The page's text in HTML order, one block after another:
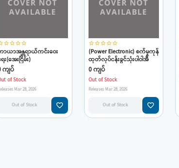
star_borderstar_borderstar_borderstar_border
ယာအန္တရာယ်ကင်းဝေး
း(အေးငြိမ်း)
ကျပ်
of Stock
Mar 28, 2026
Out of Stock favorite_border
star_borderstar_borderstar_borderstar_borderstar_border
(Power Electronic) စက်မှုကုန်
ထုတ်လုပ်ငန်းခွင်သုံးပါဝါအီ
လက်ထရွန်းနစ်(Power
Electronic)
0 ကျပ်
Out of Stock
Releases Mar 28, 2026
Out of Stock favorite_border